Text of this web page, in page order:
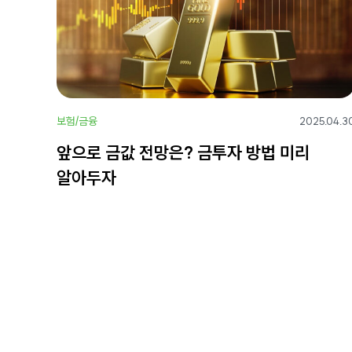
보험/금융
앞으로 금값 전망은? 금투자 방법 미리
알아두자